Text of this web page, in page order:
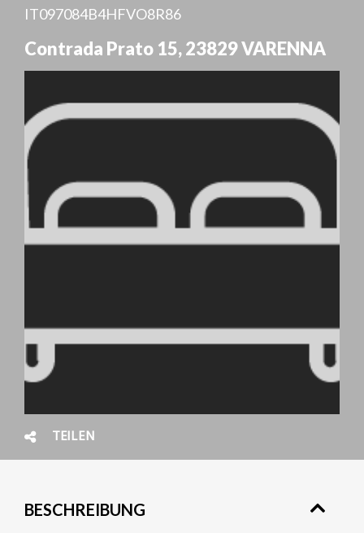
IT097084B4HFVO8R86
Contrada Prato 15,23829VARENNA
TEILEN
BESCHREIBUNG